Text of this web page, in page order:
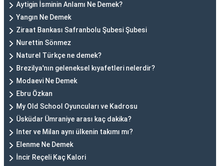
Aytigin İsminin Anlamı Ne Demek?
Yangın Ne Demek
Ziraat Bankası Safranbolu Şubesi Şubesi
Nurettin Sönmez
Naturel Türkçe ne demek?
Brezilya'nın geleneksel kıyafetleri nelerdir?
Modaevi Ne Demek
Ebru Özkan
My Old School Oyuncuları ve Kadrosu
Üsküdar Ümraniye arası kaç dakika?
Inter ve Milan aynı ülkenin takımı mı?
Elenme Ne Demek
İncir Reçeli Kaç Kalori